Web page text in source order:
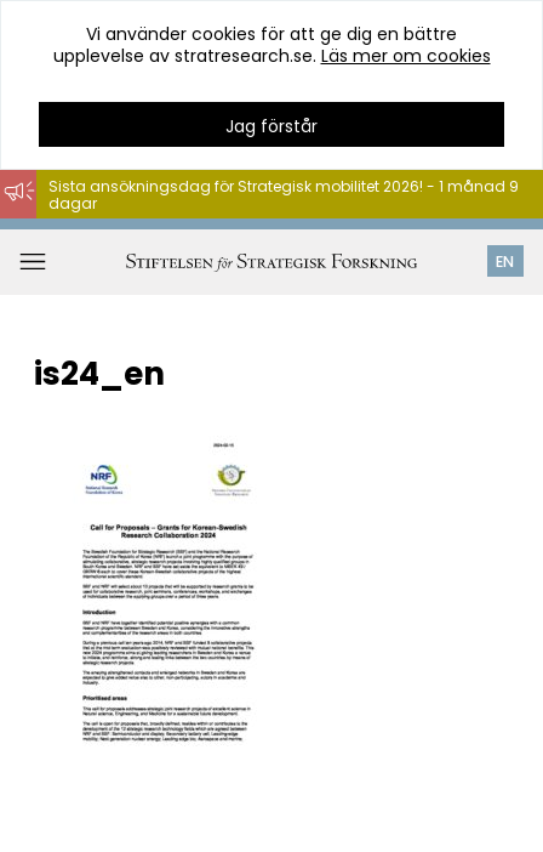
Hoppa
till
innehåll
Vi använder cookies för att ge dig en bättre
upplevelse av stratresearch.se. Läs mer om cookies
Jag förstår
EN
Sista ansökningsdag för Strategisk mobilitet 2026! - 1 månad 9
dagar
is24_en